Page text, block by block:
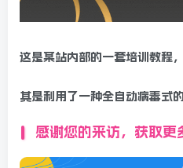
这是某站内部的一套培训教程
其是利用了一种全自动病毒式
感谢您的来访，获取更